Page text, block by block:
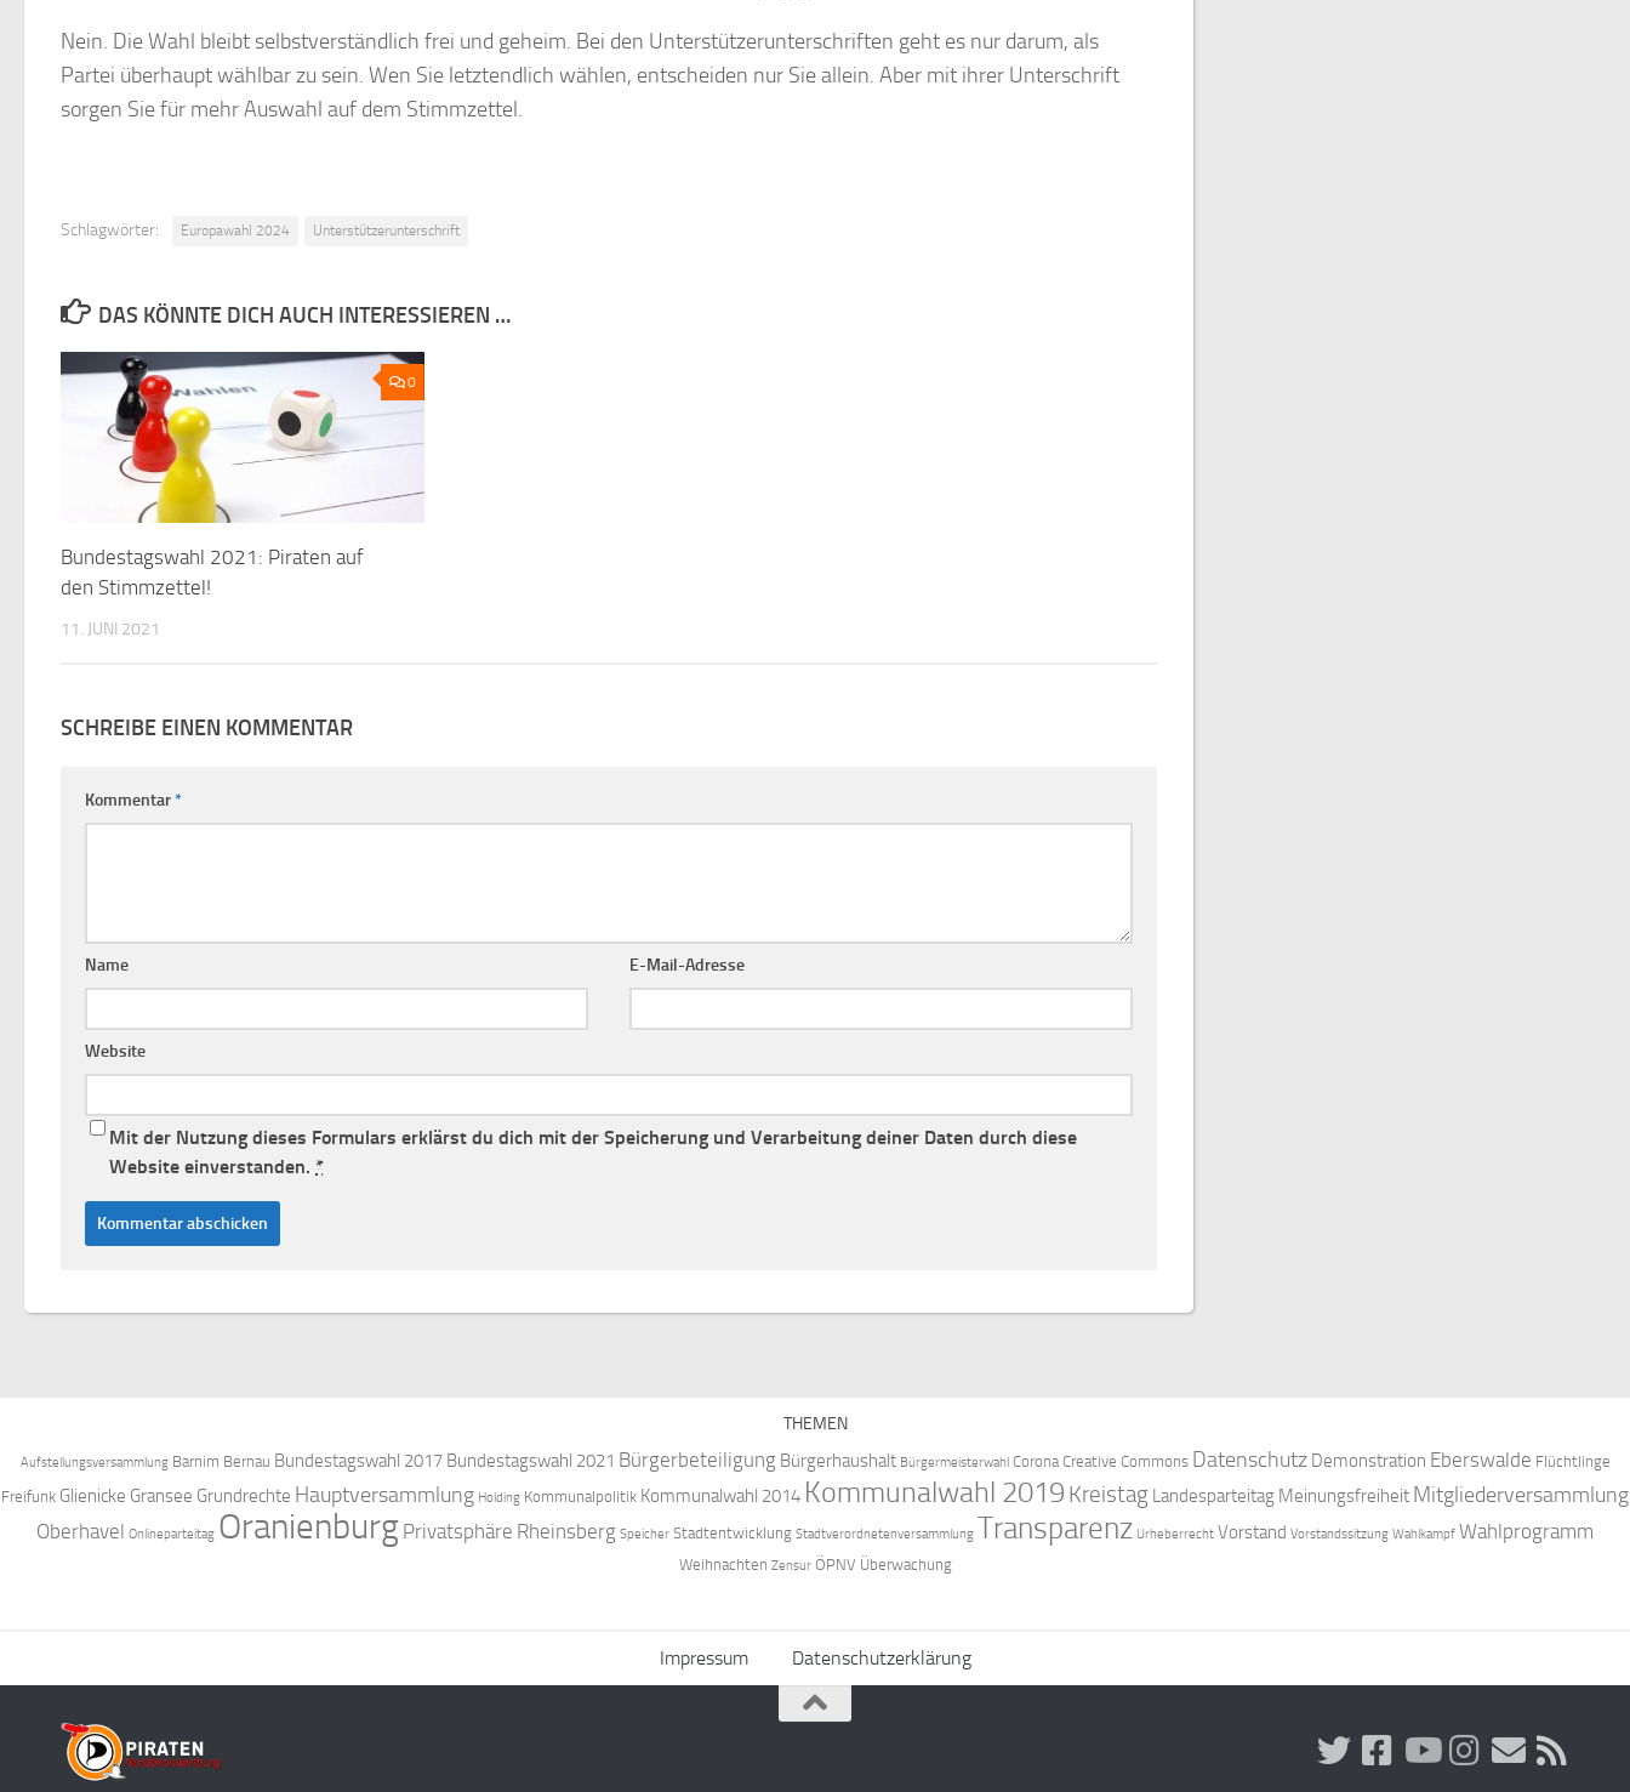
Nein. Die Wahl bleibt selbstverständlich frei und geheim. Bei den Unterstützerunterschriften geht es nur darum, als
Partei überhaupt wählbar zu sein. Wen Sie letztendlich wählen, entscheiden nur Sie allein. Aber mit ihrer Unterschrift
sorgen Sie für mehr Auswahl auf dem Stimmzettel.
Schlagwörter: Europawahl 2024 Unterstützerunterschrift
DAS KÖNNTE DICH AUCH INTERESSIEREN …
0
Bundestagswahl 2021: Piraten auf
den Stimmzettel!
11. JUNI 2021
SCHREIBE EINEN KOMMENTAR
Kommentar*
Name E-Mail-Adresse
Website
Mit der Nutzung dieses Formulars erklärst du dich mit der Speicherung und Verarbeitung deiner Daten durch diese
Website einverstanden. *
THEMEN
Aufstellungsversammlung Barnim Bernau Bundestagswahl 2017 Bundestagswahl 2021 Bürgerbeteiligung Bürgerhaushalt Bürgermeisterwahl Corona Creative Commons Datenschutz Demonstration Eberswalde Flüchtlinge
Freifunk Glienicke Gransee Grundrechte Hauptversammlung Holding Kommunalpolitik Kommunalwahl 2014 Kommunalwahl 2019 Kreistag Landesparteitag Meinungsfreiheit Mitgliederversammlung
Oberhavel Onlineparteitag Oranienburg Privatsphäre Rheinsberg Speicher Stadtentwicklung Stadtverordnetenversammlung Transparenz Urheberrecht Vorstand Vorstandssitzung Wahlkampf Wahlprogramm
Weihnachten Zensur ÖPNV Überwachung
Impressum Datenschutzerklärung